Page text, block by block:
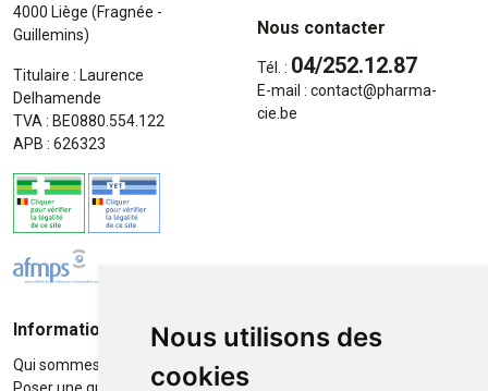
Nous utilisons des
cookies
4000 Liège (Fragnée -
Guillemins)
Titulaire : Laurence
Delhamende
TVA : BE0880.554.122
APB : 626323
Nous contacter
Tél. : 04/252.12.87
E-mail : contact@pharma-
cie.be
Informations
Qui sommes-nous ?
Moyens de paiement